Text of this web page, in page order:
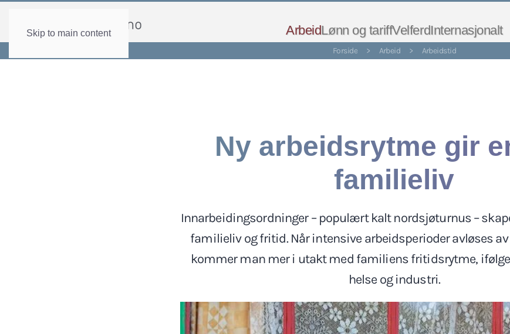
Skip to main content ArbeidLønn og tariffVelferdInternasjonalt
Forside > Arbeid > Arbeidstid
Ny arbeidsrytme gir
familieliv
Innarbeidingsordninger – populært kalt nordsjøturnus –
familieliv og fritid. Når intensive arbeidsperioder avløses
kommer man mer i utakt med familiens fritidsrytme,
helse og industri.